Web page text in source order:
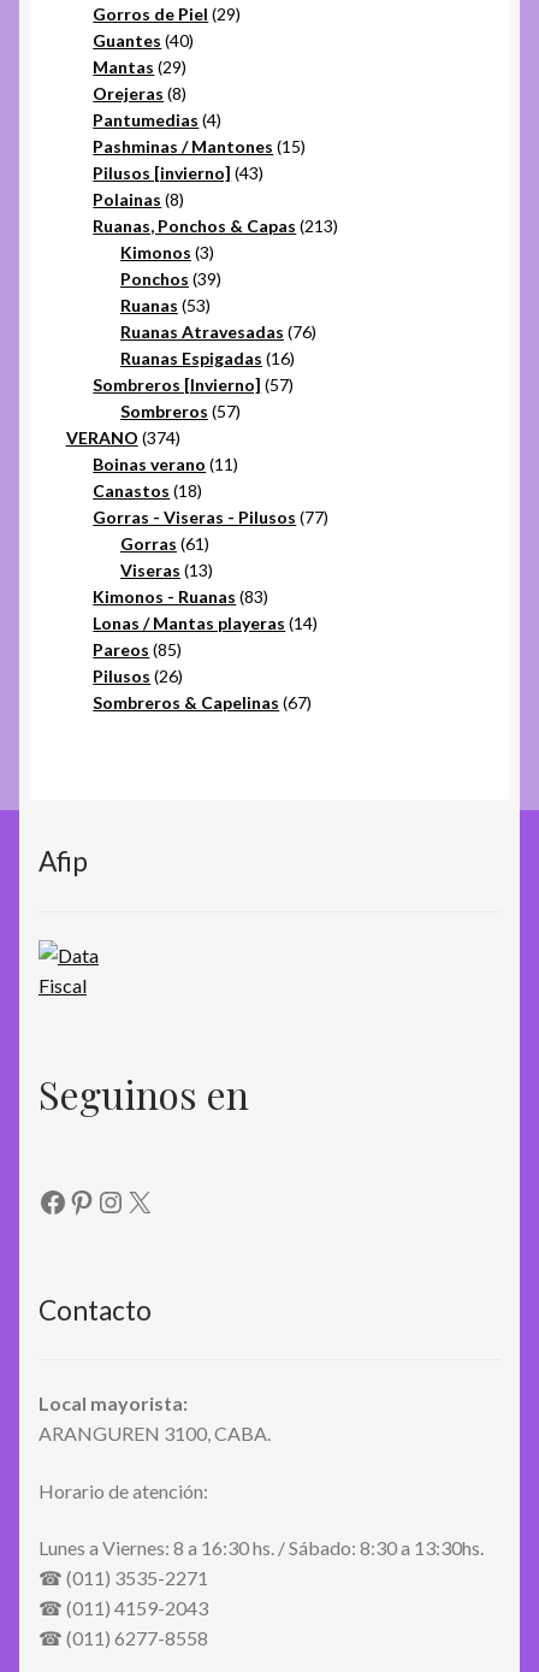
Gorros de Piel 2929
Guantes 4040
Mantas 2929
productos
Orejeras 88
productos
Pantumedias 44
productos
Pashminas / Mantones 1515
Pilusos [invierno] 4343
Polainas 88
productos
Ruanas, Ponchos & Capas 213213
Kimonos 33
productos
Ponchos 3939
Ruanas 5353
productos
Ruanas Atravesadas 7676
Ruanas Espigadas 1616
productos
Sombreros [Invierno] 5757
Sombreros 5757
VERANO 374374
productos
Boinas verano 1111
Canastos 1818
productos
Gorras - Viseras - Pilusos 7777
Gorras 6161
productos
Viseras 1313
productos
Kimonos - Ruanas 8383
productos
Lonas / Mantas playeras 1414
Pareos 8585
productos
Pilusos 2626
productos
Sombreros & Capelinas 6767
Afip
Seguinos en
Facebook
Pinterest
Instagram
X
Contacto
Local mayorista:
ARANGUREN 3100, CABA.
Horario de atención:
Lunes a Viernes: 8 a 16:30 hs. / Sábado: 8:30 a 13:30hs.
☎ (011) 3535-2271
☎ (011) 4159-2043
☎ (011) 6277-8558